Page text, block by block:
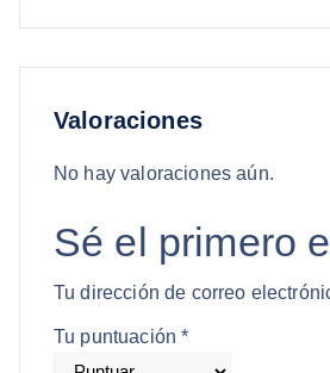
Valoraciones
No hay valoraciones aún.
Sé el primero
Tu dirección de correo
Tu puntuación*